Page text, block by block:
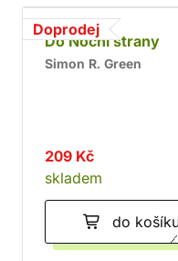
Doprodej
Do Noční strany
Simon R. Green
209 Kč
skladem
do